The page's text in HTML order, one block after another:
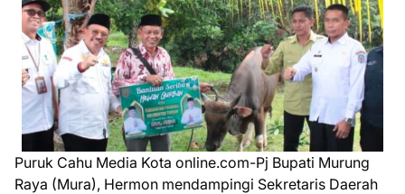
Puruk Cahu Media Kota online.com-Pj Bupati Murung
Raya (Mura), Hermon mendampingi Sekretaris Daerah